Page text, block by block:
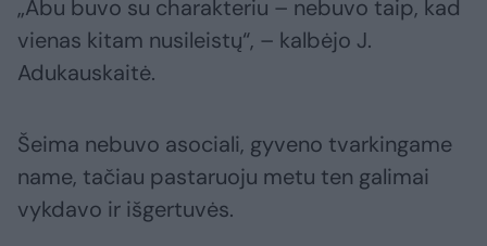
„Abu buvo su charakteriu – nebuvo taip, kad
vienas kitam nusileistų“, – kalbėjo J.
Adukauskaitė.
Šeima nebuvo asociali, gyveno tvarkingame
name, tačiau pastaruoju metu ten galimai
vykdavo ir išgertuvės.